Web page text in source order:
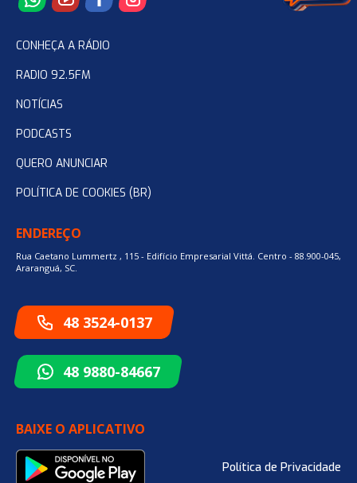
CONHEÇA A RÁDIO
RADIO 92.5FM
NOTÍCIAS
PODCASTS
QUERO ANUNCIAR
POLÍTICA DE COOKIES (BR)
ENDEREÇO
Rua Caetano Lummertz , 115 - Edifício Empresarial Vittá. Centro - 88.900-045,
Araranguá, SC.
48 3524-0137
48 9880-84667
BAIXE O APLICATIVO
Política de Privacidade